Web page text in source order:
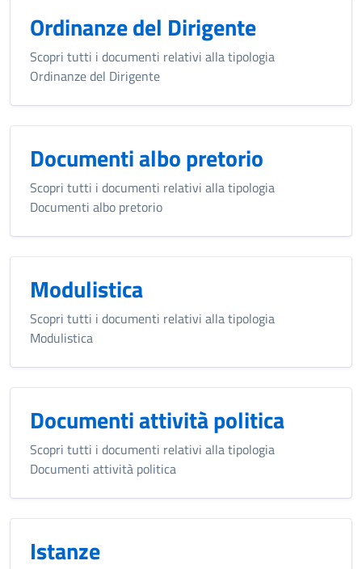
Ordinanze del Dirigente
Scopri tutti i documenti relativi alla tipologia
Ordinanze del Dirigente
Documenti albo pretorio
Scopri tutti i documenti relativi alla tipologia
Documenti albo pretorio
Modulistica
Scopri tutti i documenti relativi alla tipologia
Modulistica
Documenti attività politica
Scopri tutti i documenti relativi alla tipologia
Documenti attività politica
Istanze